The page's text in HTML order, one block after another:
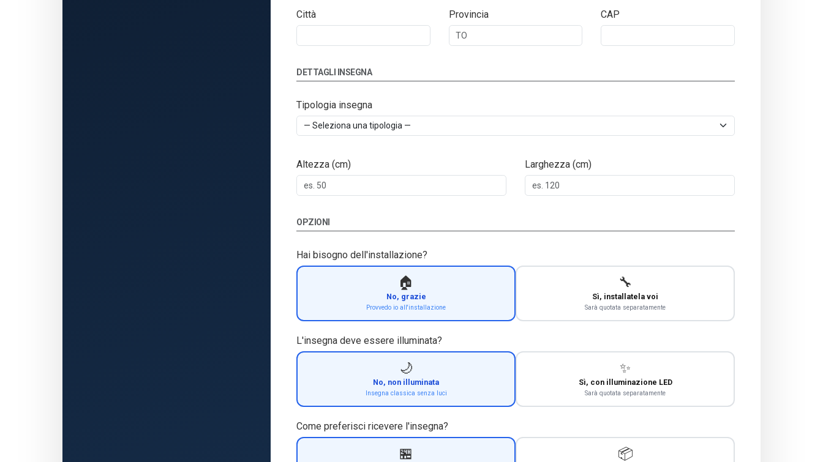
Città Provincia CAP
DETTAGLI INSEGNA
Tipologia insegna
Altezza (cm) Larghezza (cm)
OPZIONI
Hai bisogno dell'installazione?
🏠
No, grazie
Provvedo io all'installazione
🔧
Sì, installatela voi
Sarà quotata separatamente
L'insegna deve essere illuminata?
🌙
No, non illuminata
Insegna classica senza luci
✨
Sì, con illuminazione LED
Sarà quotata separatamente
Come preferisci ricevere l'insegna?
🏪 📦